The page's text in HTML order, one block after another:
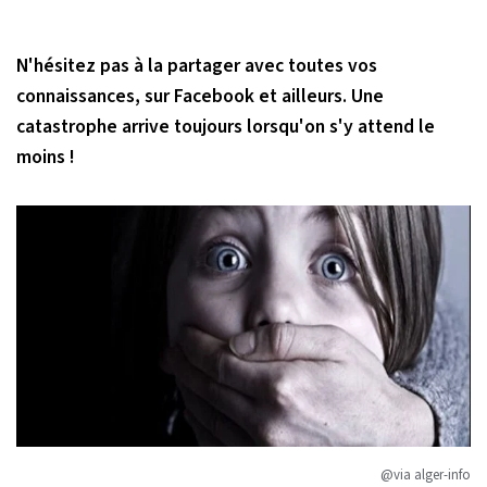
N'hésitez pas à la partager avec toutes vos
connaissances, sur Facebook et ailleurs. Une
catastrophe arrive toujours lorsqu'on s'y attend le
moins !
@via alger-info